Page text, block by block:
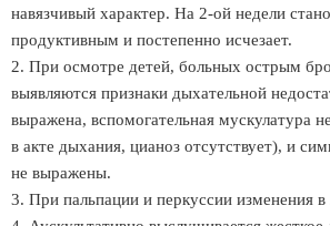
навязчивый характер. На 2-ой недели
продуктивным и постепенно исчезает.
2. При осмотре детей, больных острым
выявляются признаки дыхательной
выражена, вспомогательная мускулатура
в акте дыхания, цианоз отсутствует), и
не выражены.
3. При пальпации и перкуссии изменения в